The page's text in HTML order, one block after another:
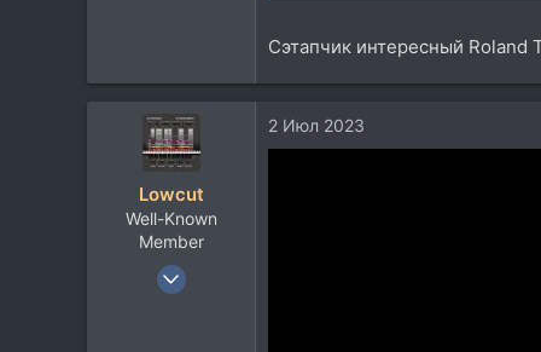
iseerussia.bandcamp.com
Сэтапчик интересный Roland
Lowcut
Well-Known
Member
19 Апр 2017
2 Июл 2023